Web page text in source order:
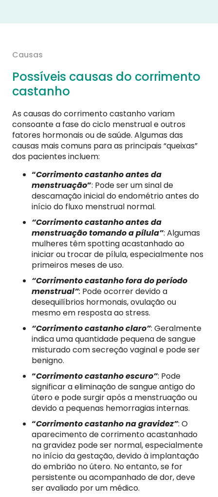
Causas
Possíveis causas do corrimento
castanho
As causas do corrimento castanho variam
consoante a fase do ciclo menstrual e outros
fatores hormonais ou de saúde. Algumas das
causas mais comuns para as principais “queixas”
dos pacientes incluem:
“Corrimento castanho antes da
menstruação”: Pode ser um sinal de
descamação inicial do endométrio antes do
início do fluxo menstrual normal.
“Corrimento castanho antes da
menstruação tomando a pílula”: Algumas
mulheres têm spotting acastanhado ao
iniciar ou trocar de pílula, especialmente nos
primeiros meses de uso.
“Corrimento castanho fora do período
menstrual”: Pode ocorrer devido a
desequilíbrios hormonais, ovulação ou
mesmo em resposta ao stress.
“Corrimento castanho claro”: Geralmente
indica uma quantidade pequena de sangue
misturado com secreção vaginal e pode ser
benigno.
“Corrimento castanho escuro”: Pode
significar a eliminação de sangue antigo do
útero e pode surgir após a menstruação ou
devido a pequenas hemorragias internas.
“Corrimento castanho na gravidez”: O
aparecimento de corrimento acastanhado
na gravidez pode ser normal, especialmente
no início da gestação, devido à implantação
do embrião no útero. No entanto, se for
persistente ou acompanhado de dor, deve
ser avaliado por um médico.